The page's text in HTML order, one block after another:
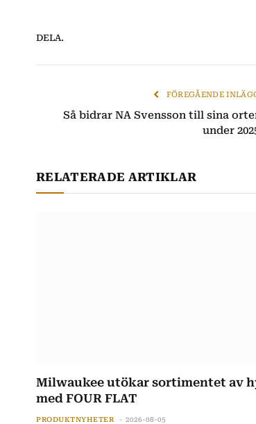
DELA.
FÖREGÅENDE
Så bidrar NA Svensson till sina
under
RELATERADE ARTIKLAR
Milwaukee utökar sortimentet av
med FOUR FLAT
PRODUKTNYHETER 2026-08-05